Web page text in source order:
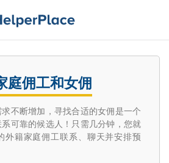
庭佣工和女佣
不断增加，寻找合适的女佣是一个
可靠的候选人！只需几分钟，您就
外籍家庭佣工联系、聊天并安排预